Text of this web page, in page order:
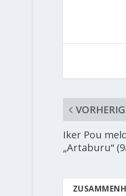
Iker Pou
„Artaburu“